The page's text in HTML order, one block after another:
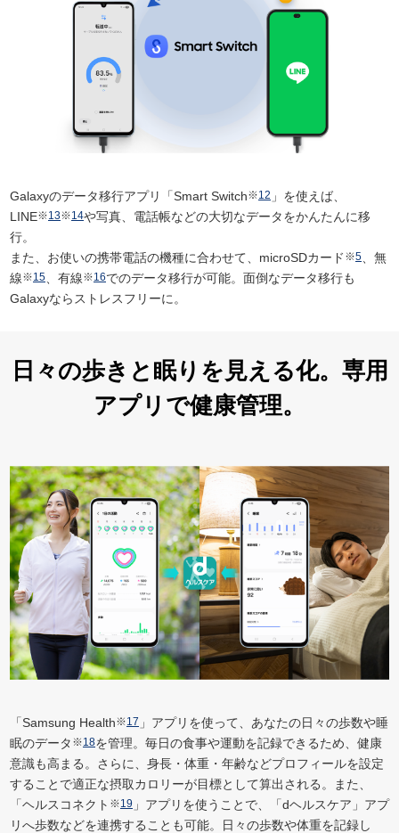
Galaxyのデータ移行アプリ「Smart Switch※12 」を使えば、
LINE※13※14や写真、電話帳などの大切なデータをかんたんに移
行。
また、お使いの携帯電話の機種に合わせて、microSDカード ※5 、無
線※15 、有線※16でのデータ移行が可能。面倒なデータ移行も
Galaxyならストレスフリーに。
日々の歩きと眠りを見える化。専用
アプリで健康管理。
「Samsung Health※17 」アプリを使って、あなたの日々の歩数や睡
眠のデータ ※18を管理。毎日の食事や運動を記録できるため、健康
意識も高まる。さらに、身長・体重・年齢などプロフィールを設定
することで適正な摂取カロリーが目標として算出される。また、
「ヘルスコネクト ※19 」アプリを使うことで、「dヘルスケア」アプ
リへ歩数などを連携することも可能。日々の歩数や体重を記録し